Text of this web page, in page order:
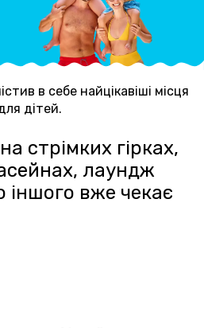
в себе найцікавіші місця
дітей.
стрімких гірках,
лаундж
іншого вже чекає